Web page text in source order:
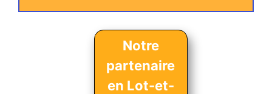
Notre
partenaire
en Lot-et-